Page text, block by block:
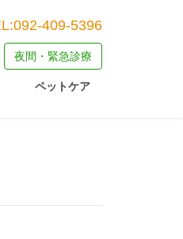
409-5396
夜間・緊急診療
ペットケア